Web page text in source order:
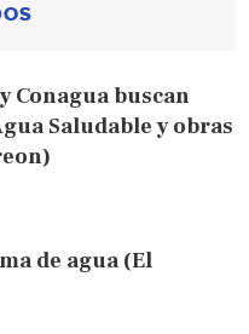
Conagua buscan
Saludable y obras
de agua (El